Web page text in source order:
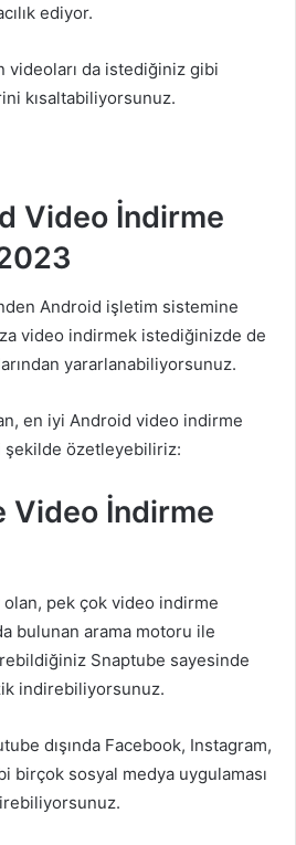
ediyor.
videoları da istediğiniz gibi
kısaltabiliyorsunuz.
Video İndirme
Android işletim sistemine
video indirmek istediğinizde de
yararlanabiliyorsunuz.
en iyi Android video indirme
şekilde özetleyebiliriz:
Video İndirme
olan, pek çok video indirme
bulunan arama motoru ile
Snaptube sayesinde
indirebiliyorsunuz.
dışında Facebook, Instagram,
birçok sosyal medya uygulaması